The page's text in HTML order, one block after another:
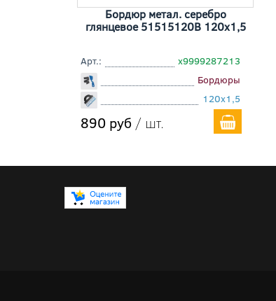
Бордюр метал. серебро
глянцевое 51515120B 120x1,5
Арт.:
х9999287213
Бордюры
120x1,5
890 руб / шт.